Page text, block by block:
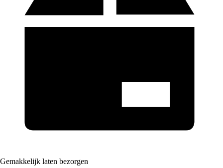
Gemakkelijk laten bezorgen